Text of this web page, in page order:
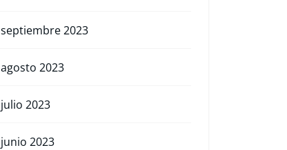
septiembre 2023
agosto 2023
julio 2023
junio 2023